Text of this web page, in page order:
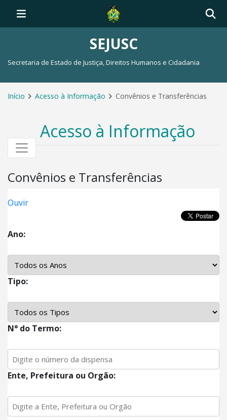
SEJUSC
Secretaria de Estado de Justiça, Direitos Humanos e Cidadania
Início Acesso à Informação Convênios e Transferências
Acesso à Informação
Convênios e Transferências
Ouvir
Ano:
Tipo:
N° do Termo:
Ente, Prefeitura ou Orgão: